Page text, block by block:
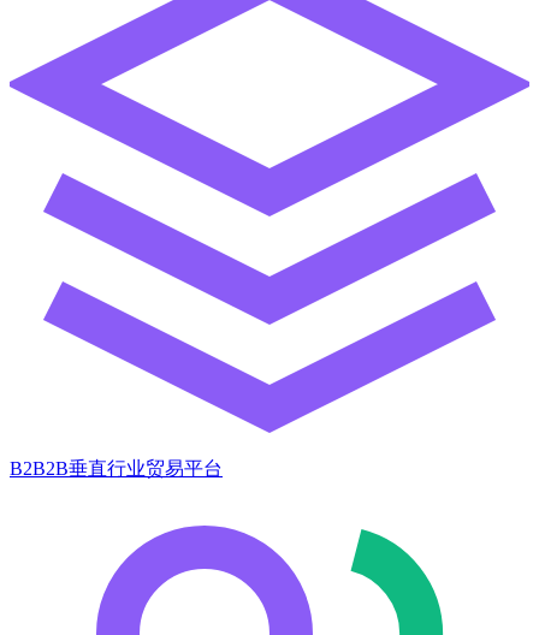
B2B2B垂直行业贸易平台